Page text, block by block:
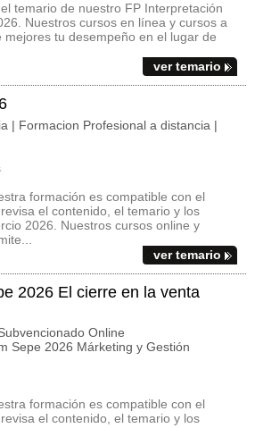
temario de nuestro FP Interpretación
Nuestros cursos en línea y cursos a
tu desempeño en el lugar de
ver temario
| Formacion Profesional a distancia |
formación es compatible con el
el contenido, el temario y los
2026. Nuestros cursos online y
ver temario
2026 El cierre en la venta
Online
Sepe 2026 Márketing y Gestión
formación es compatible con el
el contenido, el temario y los